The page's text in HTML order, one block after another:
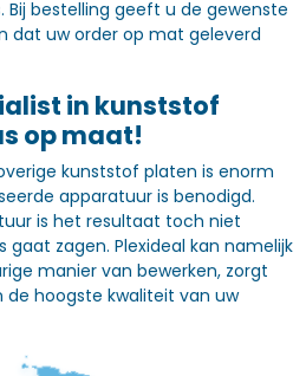
Bij bestelling geeft u de gewenste
dat uw order op mat geleverd
in kunststof
op maat!
kunststof platen is enorm
apparatuur is benodigd.
is het resultaat toch niet
gaat zagen. Plexideal kan namelijk
manier van bewerken, zorgt
hoogste kwaliteit van uw